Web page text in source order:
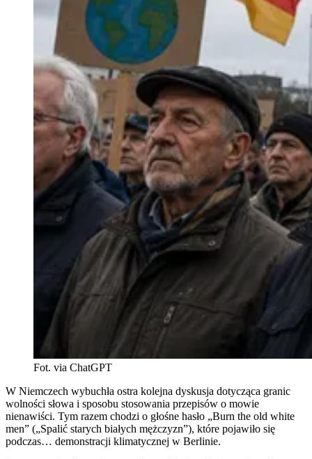
Fot. via ChatGPT
W Niemczech wybuchła ostra kolejna dyskusja dotycząca granic
wolności słowa i sposobu stosowania przepisów o mowie
nienawiści. Tym razem chodzi o głośne hasło „Burn the old white
men” („Spalić starych białych mężczyzn”), które pojawiło się
podczas… demonstracji klimatycznej w Berlinie.